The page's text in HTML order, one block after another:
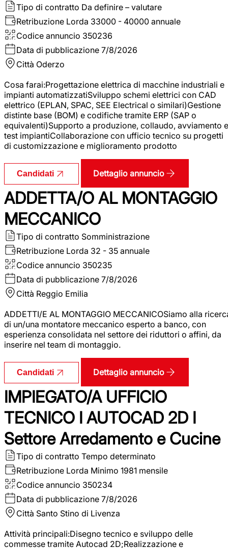
Tipo di contratto Da definire – valutare
Retribuzione Lorda 33000 - 40000 annuale
Codice annuncio 350236
Data di pubblicazione 7/8/2026
Città Oderzo
Cosa farai:Progettazione elettrica di macchine industriali e
impianti automatizzatiSviluppo schemi elettrici con CAD
elettrico (EPLAN, SPAC, SEE Electrical o similari)Gestione
distinte base (BOM) e codifiche tramite ERP (SAP o
equivalenti)Supporto a produzione, collaudo, avviamento e
test impiantiCollaborazione con ufficio tecnico su progetti
di customizzazione e miglioramento prodotto
Candidati Dettaglio annuncio
ADDETTA/O AL MONTAGGIO
MECCANICO
Tipo di contratto Somministrazione
Retribuzione Lorda 32 - 35 annuale
Codice annuncio 350235
Data di pubblicazione 7/8/2026
Città Reggio Emilia
ADDETTI/E AL MONTAGGIO MECCANICOSiamo alla
di un/una montatore meccanico esperto a banco, con
esperienza consolidata nel settore dei riduttori o affini, da
inserire nel team di montaggio.
Candidati Dettaglio annuncio
IMPIEGATO/A UFFICIO
TECNICO I AUTOCAD 2D I
Settore Arredamento e Cucine
Tipo di contratto Tempo determinato
Retribuzione Lorda Minimo 1981 mensile
Codice annuncio 350234
Data di pubblicazione 7/8/2026
Città Santo Stino di Livenza
Attività principali:Disegno tecnico e sviluppo delle
commesse tramite Autocad 2D;Realizzazione e